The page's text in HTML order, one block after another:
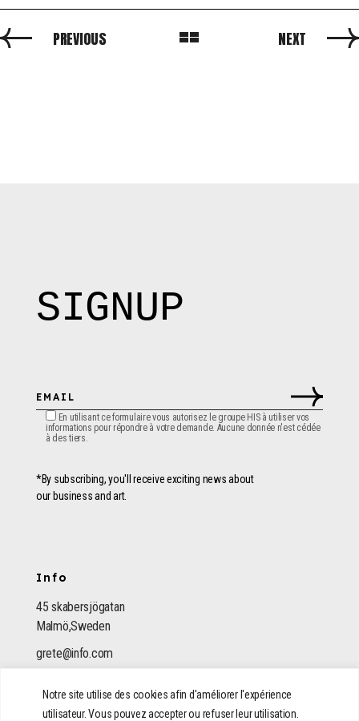
Notre site utilise des cookies afin d'améliorer l'expérience
utilisateur. Vous pouvez accepter ou refuser leur utilisation.
PREVIOUS NEXT
SIGNUP
En utilisant ce formulaire vous autorisez le groupe HIS à utiliser vos
informations pour répondre à votre demande. Aucune donnée n'est cédée
à des tiers.
*By subscribing, you'll receive exciting news about
our business and art.
Info
45 skabersjögatan
Malmö,Sweden
grete@info.com